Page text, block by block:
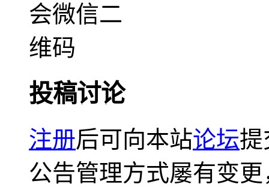
投稿讨论
注册后可向本站论坛提
公告管理方式屡有变